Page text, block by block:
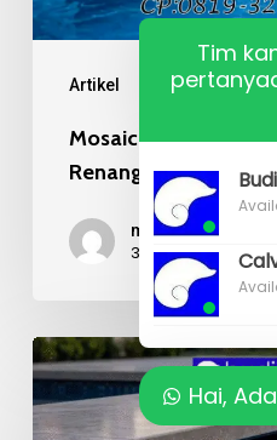
Artikel
Renang
Mosaic Kaca
Renang Mewah
mr budi
31/07/2026
Kualitas
Material
Mosaic
Tim
Hai,